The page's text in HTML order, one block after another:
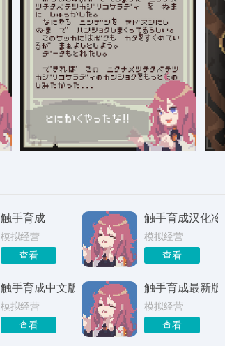
触手育成
模拟经营
查看
触手育成汉化冷
模拟经营
查看
触手育成中文版2026
模拟经营
查看
触手育成最新版
模拟经营
查看